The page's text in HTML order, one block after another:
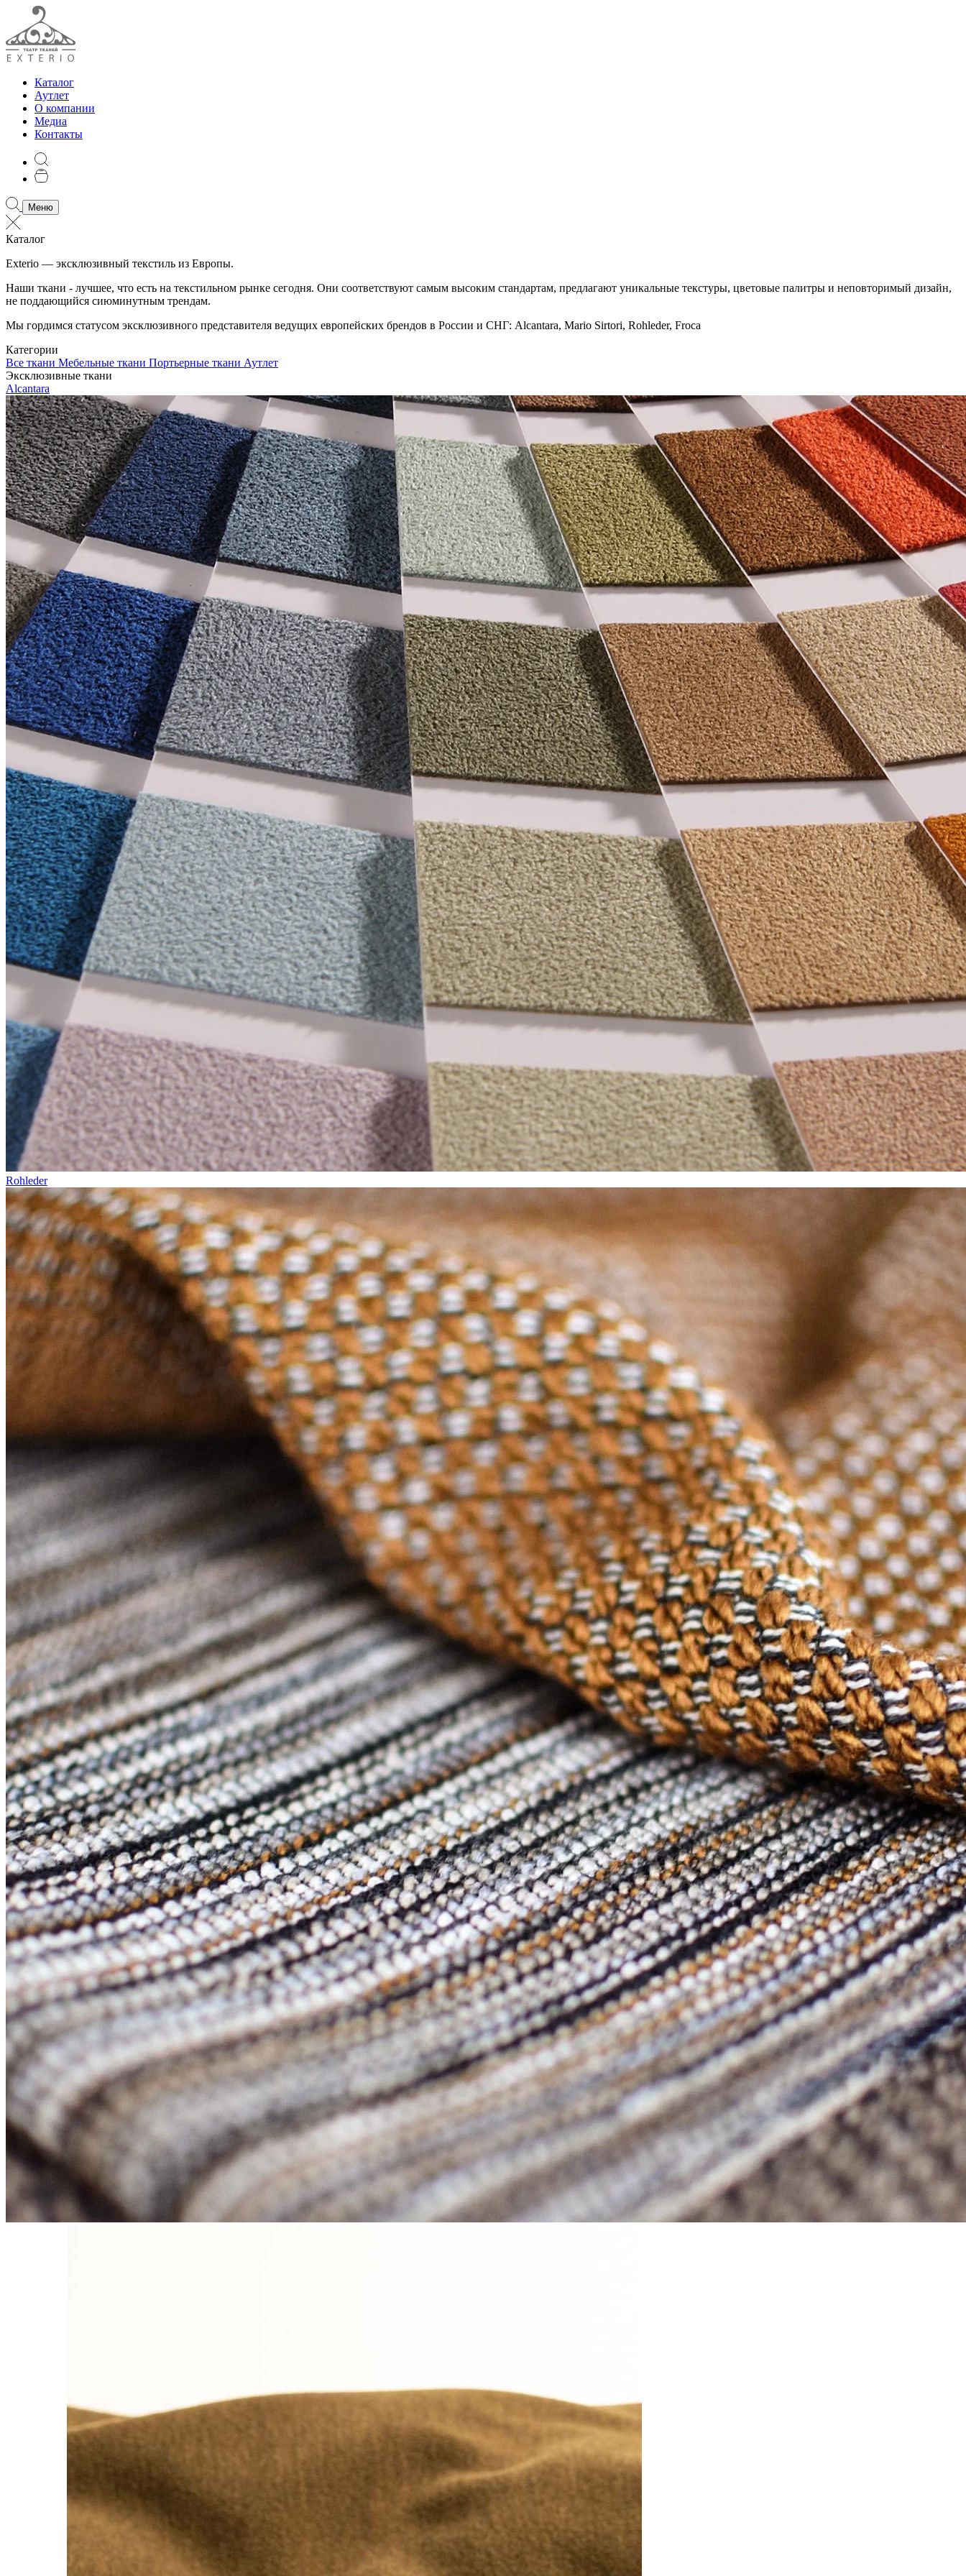
Каталог
Аутлет
О компании
Медиа
Контакты
Меню
Каталог
Exterio — эксклюзивный текстиль из Европы.
Наши ткани - лучшее, что есть на текстильном рынке сегодня. Они соответствуют самым высоким стандартам, предлагают уникальные текстуры, цветовые палитры и неповторимый дизайн,
не поддающийся сиюминутным трендам.
Мы гордимся статусом эксклюзивного представителя ведущих европейских брендов в России и СНГ: Alcantara, Mario Sirtori, Rohleder, Froca
Категории
Все ткани Мебельные ткани Портьерные ткани Аутлет
Эксклюзивные ткани
Alcantara
Rohleder